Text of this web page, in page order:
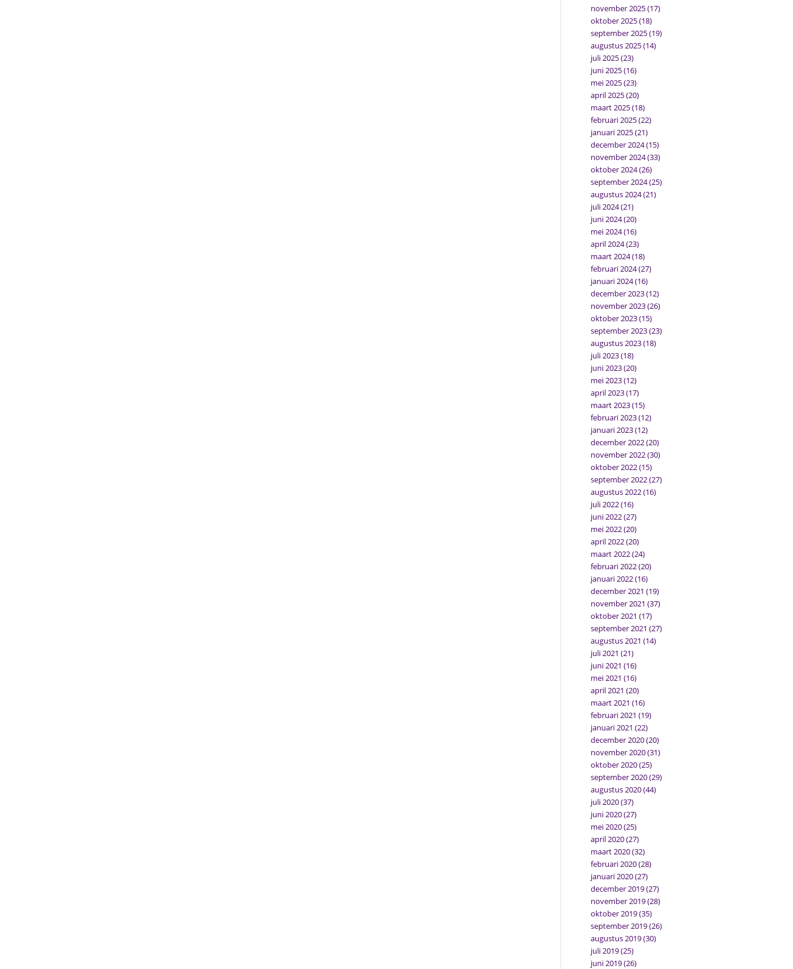
november 2025(17)
oktober 2025(18)
september 2025(19)
augustus 2025(14)
juli 2025(23)
juni 2025(16)
mei 2025(23)
april 2025(20)
maart 2025(18)
februari 2025(22)
januari 2025(21)
december 2024(15)
november 2024(33)
oktober 2024(26)
september 2024(25)
augustus 2024(21)
juli 2024(21)
juni 2024(20)
mei 2024(16)
april 2024(23)
maart 2024(18)
februari 2024(27)
januari 2024(16)
december 2023(12)
november 2023(26)
oktober 2023(15)
september 2023(23)
augustus 2023(18)
juli 2023(18)
juni 2023(20)
mei 2023(12)
april 2023(17)
maart 2023(15)
februari 2023(12)
januari 2023(12)
december 2022(20)
november 2022(30)
oktober 2022(15)
september 2022(27)
augustus 2022(16)
juli 2022(16)
juni 2022(27)
mei 2022(20)
april 2022(20)
maart 2022(24)
februari 2022(20)
januari 2022(16)
december 2021 (19)
november 2021 (37)
oktober 2021 (17)
september 2021 (27)
augustus 2021 (14)
juli 2021 (21)
juni 2021 (16)
mei 2021 (16)
april 2021 (20)
maart 2021 (16)
februari 2021 (19)
januari 2021 (22)
december 2020(20)
november 2020(31)
oktober 2020(25)
september 2020(29)
augustus 2020(44)
juli 2020(37)
juni 2020(27)
mei 2020(25)
april 2020(27)
maart 2020(32)
februari 2020(28)
januari 2020(27)
december 2019(27)
november 2019(28)
oktober 2019(35)
september 2019(26)
augustus 2019(30)
juli 2019(25)
juni 2019(26)